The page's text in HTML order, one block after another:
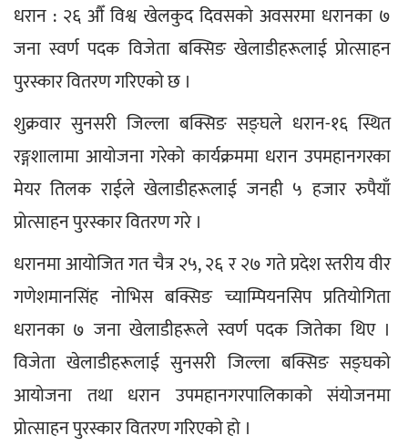
धरान : २६ औँ विश्व खेलकुद दिवसको अवसरमा धरानका ७
जना स्वर्ण पदक विजेता बक्सिङ खेलाडीहरूलाई प्रोत्साहन
पुरस्कार वितरण गरिएको छ ।
शुक्रवार सुनसरी जिल्ला बक्सिङ सङ्घले धरान-१६ स्थित
रङ्गशालामा आयोजना गरेको कार्यक्रममा धरान उपमहानगरका
मेयर तिलक राईले खेलाडीहरूलाई जनही ५ हजार रुपैयाँ
प्रोत्साहन पुरस्कार वितरण गरे ।
धरानमा आयोजित गत चैत्र २५, २६ र २७ गते प्रदेश स्तरीय वीर
गणेशमानसिंह नोभिस बक्सिङ च्याम्पियनसिप प्रतियोगिता
धरानका ७ जना खेलाडीहरूले स्वर्ण पदक जितेका थिए ।
विजेता खेलाडीहरूलाई सुनसरी जिल्ला बक्सिङ सङ्घको
आयोजना तथा धरान उपमहानगरपालिकाको संयोजनमा
प्रोत्साहन पुरस्कार वितरण गरिएको हो ।